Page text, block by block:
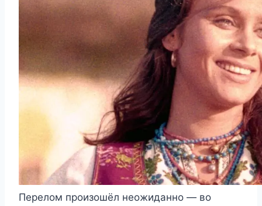
Перелом произошёл неожиданно — во